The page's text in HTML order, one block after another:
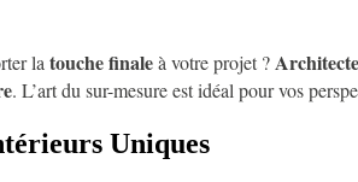
la touche finaleà votre projet ?
. L’art du sur-mesure est idéal pour vos
Uniques